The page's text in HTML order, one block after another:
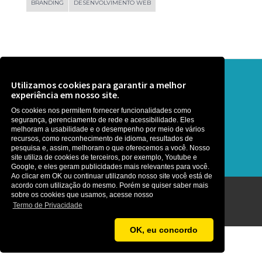
Utilizamos cookies para garantir a melhor
experiência em nosso site.
Os cookies nos permitem fornecer funcionalidades como
segurança, gerenciamento de rede e acessibilidade. Eles
melhoram a usabilidade e o desempenho por meio de vários
recursos, como reconhecimento de idioma, resultados de
pesquisa e, assim, melhoram o que oferecemos a você. Nosso
site utiliza de cookies de terceiros, por exemplo, Youtube e
Google, e eles geram publicidades mais relevantes para você.
Ao clicar em OK ou continuar utilizando nosso site você está de
acordo com utilização do mesmo. Porém se quiser saber mais
sobre os cookies que usamos, acesse nosso
Termo de Privacidade
OK, eu concordo
BRANDING DESENVOLVIMENTO WEB
Precisa de ajuda? Que tal uma
conversa ?
É rapidinho, somos gente boa :)
Agência MetaNet ©2026